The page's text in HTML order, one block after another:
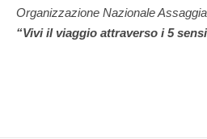
Organizzazione Nazionale
“Vivi il viaggio attraverso i 5